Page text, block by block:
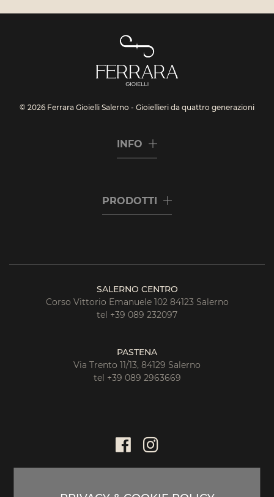
© 2026 Ferrara Gioielli Salerno - Gioiellieri da quattro generazioni
INFO
PRODOTTI
SALERNO CENTRO
Corso Vittorio Emanuele 102 84123 Salerno
tel +39 089 232097
PASTENA
Via Trento 11/13, 84129 Salerno
tel +39 089 2963669